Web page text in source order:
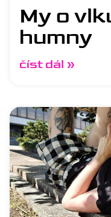
My o
humny
číst dál »